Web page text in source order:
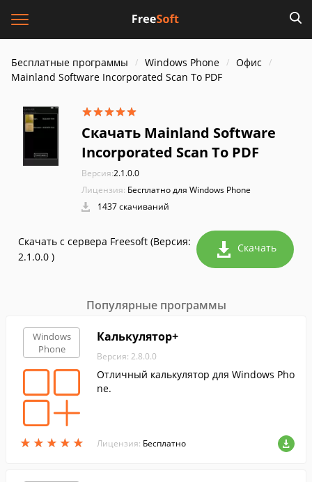
Бесплатные программы Windows Phone
Офис
Mainland Software Incorporated Scan To PDF
Скачать Mainland Software
Incorporated Scan To PDF
Версия:2.1.0.0
Лицензия: Бесплатно для Windows Phone
1437 скачиваний
Скачать с сервера Freesoft (Версия:
2.1.0.0 )
Скачать
Популярные программы
Windows
Phone
★ ★ ★ ★ ★
★ ★ ★ ★ ★
Калькулятор+
Версия: 2.8.0.0
Отличный калькулятор для Windows Pho
ne.
Лицензия: Бесплатно